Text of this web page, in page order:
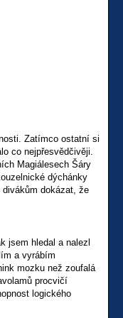
Zatímco ostatní si
co nejpřesvědčivěji.
Magiálesech Šáry
dýchánky
dokázat, že
jsem hledal a nalezl
vyrábím
procvičí
logického